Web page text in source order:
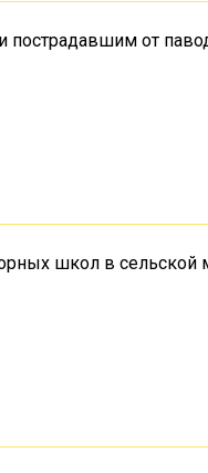
пострадавшим от
школ в сельской